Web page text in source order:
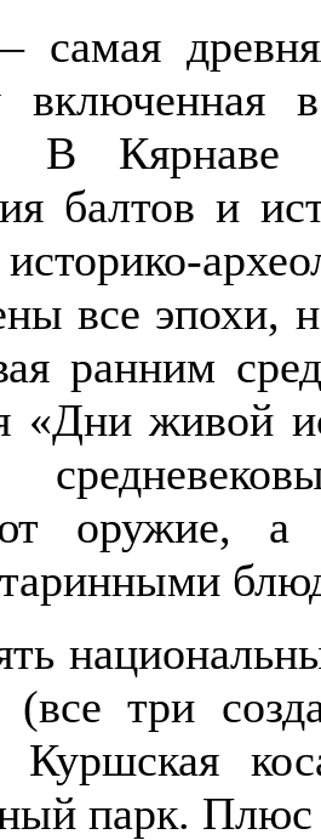
самая
включенная
Кярнаве
балтов и
все эпохи,
ранним
«Дни живой
оружие,
три
Куршская
парк.